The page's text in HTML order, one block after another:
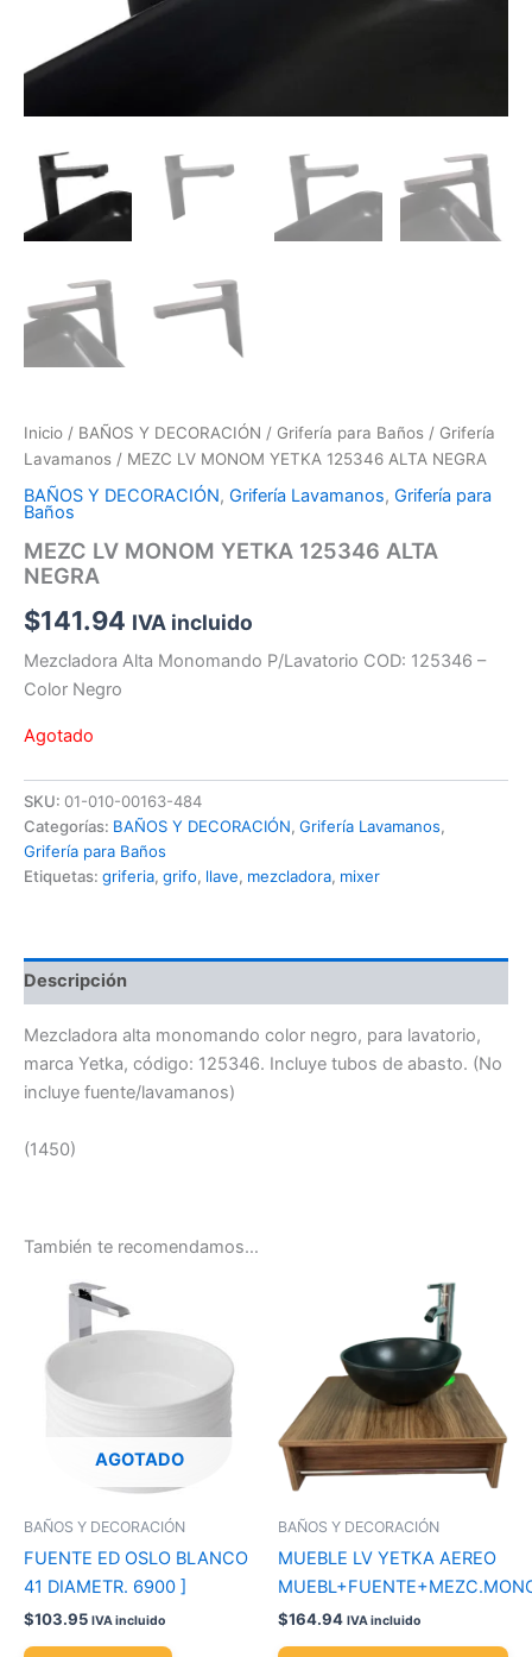
Inicio / BAÑOS Y DECORACIÓN / Grifería para Baños / Grifería
Lavamanos / MEZC LV MONOM YETKA 125346 ALTA NEGRA
BAÑOS Y DECORACIÓN, Grifería Lavamanos, Grifería para
Baños
MEZC LV MONOM YETKA 125346 ALTA
NEGRA
$141.94 IVA incluido
Mezcladora Alta Monomando P/Lavatorio COD: 125346 –
Color Negro
Agotado
SKU: 01-010-00163-484
Categorías: BAÑOS Y DECORACIÓN, Grifería Lavamanos,
Grifería para Baños
Etiquetas: griferia, grifo, llave, mezcladora, mixer
Descripción
Mezcladora alta monomando color negro, para lavatorio,
marca Yetka, código: 125346. Incluye tubos de abasto. (No
incluye fuente/lavamanos)
(1450)
También te recomendamos…
AGOTADO
BAÑOS Y DECORACIÓN
FUENTE ED OSLO BLANCO
41 DIAMETR. 6900 ]
$103.95 IVA incluido
BAÑOS Y DECORACIÓN
MUEBLE LV YETKA AEREO
$164.94 IVA incluido